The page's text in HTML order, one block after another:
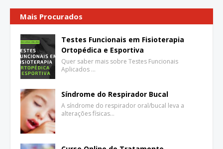
Mais Procurados
Testes Funcionais em Fisioterapia
Ortopédica e Esportiva
Quer saber mais sobre Testes Funcionais
Aplicados …
Síndrome do Respirador Bucal
A síndrome do respirador oral/bucal leva a
alterações físicas…